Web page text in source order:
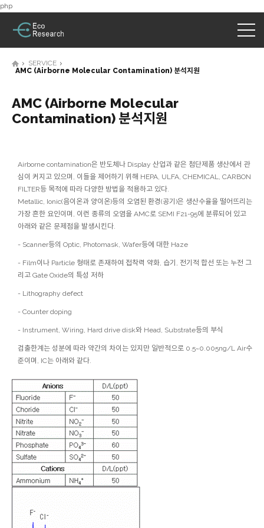
php
SERVICE
AMC (Airborne Molecular Contamination) 분석지원
AMC (Airborne Molecular
Contamination) 분석지원
Airborne contamination은 반도체나 Display 산업과 같은 첨단제품 생산에서 관
심이 커지고 있으며, 이들을 제어하기 위해 HEPA, ULFA, CHEMICAL, CARBON
FILTER등 목적에 따라 다양한 방법을 적용하고 있다.
Metallic, Ionic(음이온과 양이온)등의 오염된 환경(공기)은 생산수율을 떨어뜨리는
가장 흔한 요인이며, 이런 종류의 오염을 AMC로 SEMI F21-95에 분류되어 있고
아래와 같은 문제점을 발생시킨다.
- Scanner등의 Optic, Photomask, Wafer등에 대한 Haze
- Film이나 Particle 형태로 존재하여 접착력 약화, 습기, 전기적 합선 또는 누전 그
리고 Gate Oxide의 특성 저하
- Lithography defect
- Counter doping
- Instrument, Wiring, Hard drive disk와 Head, Substrate등의 부식
검출한계는 성분에 따라 약간의 차이는 있지만 일반적으로 0.5~0.005ng/L Air수
준이며, IC는 아래와 같다.